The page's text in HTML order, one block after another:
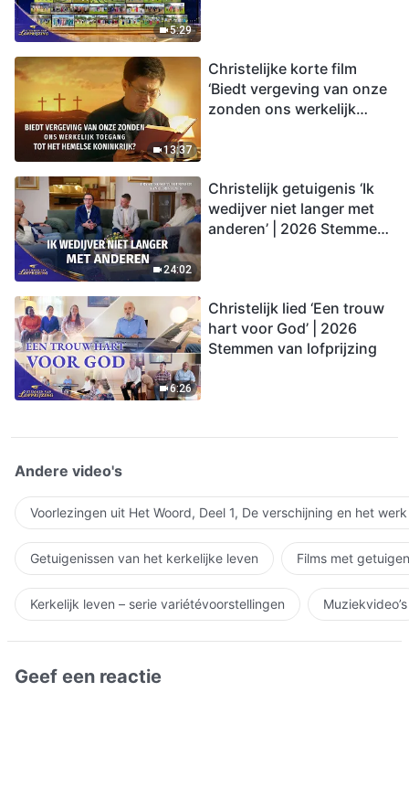
5:29
13:37
Christelijke korte film
‘Biedt vergeving van onze
zonden ons werkelijk
24:02
Christelijk getuigenis ‘Ik
wedijver niet langer met
anderen’ | 2026 Stemmen
6:26
Christelijk lied ‘Een trouw
hart voor God’ | 2026
Stemmen van lofprijzing
Andere video's
Voorlezingen uit Het Woord, Deel 1, De verschijning en het
Getuigenissen van het kerkelijke leven Films met
Kerkelijk leven – serie variétévoorstellingen Muziekvideo’s
Geef een reactie